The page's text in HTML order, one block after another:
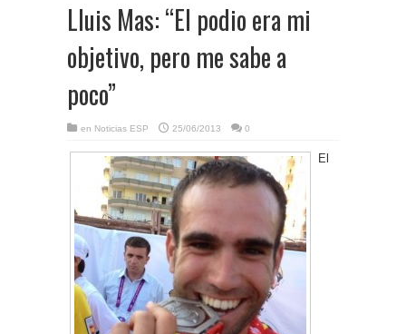
Lluis Mas: “El podio era mi
objetivo, pero me sabe a
poco”
en Noticias ESP 25/06/2013 0
El